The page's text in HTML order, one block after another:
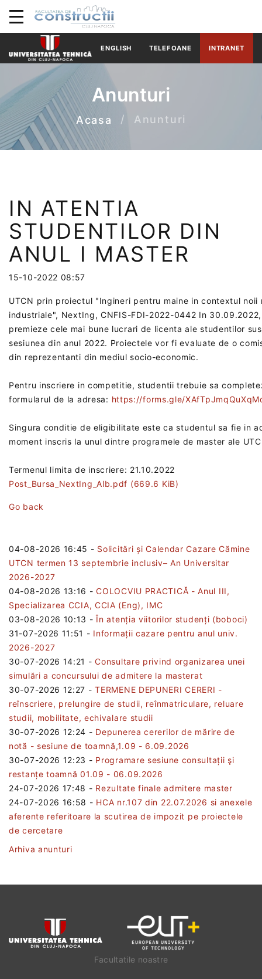
ENGLISH TELEFOANE INTRANET
Anunturi
Acasa Anunturi
IN ATENTIA
STUDENTILOR DIN
ANUL I MASTER
15-10-2022 08:57
UTCN prin proiectul "Ingineri pentru maine in contextul noii
industriale", NextIng, CNFIS-FDI-2022-0442 In
premieze cele mai bune lucrari de licenta ale studentilor
sesiunea din anul 2022. Proiectele vor fi evaluate de o
din reprezentanti din mediul socio-economic.
Pentru inscriere in competitie, studentii trebuie sa
formularul de la adresa: https://forms.gle/
Singura conditie de eligibilitate este ca studentul sa fie in
moment inscris la unul dintre programele de master ale
Termenul limita de inscriere: 21.10.2022
Post_Bursa_NextIng_Alb.pdf (669.6 KiB)
Go back
04-08-2026 16:45 - Solicitări și Calendar Cazare Cămine
UTCN termen 13 septembrie inclusiv– An Universitar
2026-2027
04-08-2026 13:16 -COLOCVIU PRACTICĂ - Anul III,
Specializarea CCIA, CCIA (Eng), IMC
03-08-2026 10:13 -În atenția viitorilor studenți (boboci)
31-07-2026 11:51 - Informații cazare pentru anul univ.
2026-2027
30-07-2026 14:21 -Consultare privind organizarea unei
simulări a concursului de admitere la masterat
30-07-2026 12:27 -TERMENE DEPUNERI CERERI -
reînscriere, prelungire de studii, reînmatriculare, reluare
studii, mobilitate, echivalare studii
30-07-2026 12:24 - Depunerea cererilor de mărire de
notă - sesiune de toamnă,1.09 - 6.09.2026
30-07-2026 12:23 - Programare sesiune consultații şi
restanțe toamnă 01.09 - 06.09.2026
24-07-2026 17:48 - Rezultate finale admitere master
24-07-2026 16:58 - HCA nr.107 din 22.07.2026 si anexele
aferente referitoare la scutirea de impozit pe proiectele
de cercetare
Arhiva anunturi
Facultatile noastre